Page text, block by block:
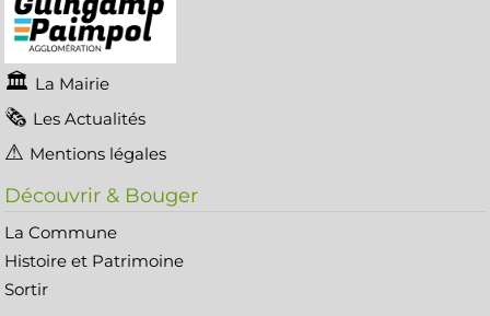
La Mairie
Les Actualités
Mentions légales
Découvrir & Bouger
La Commune
Histoire et Patrimoine
Sortir